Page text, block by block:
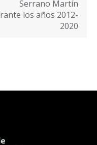
Serrano Martín
los años 2012-
2020